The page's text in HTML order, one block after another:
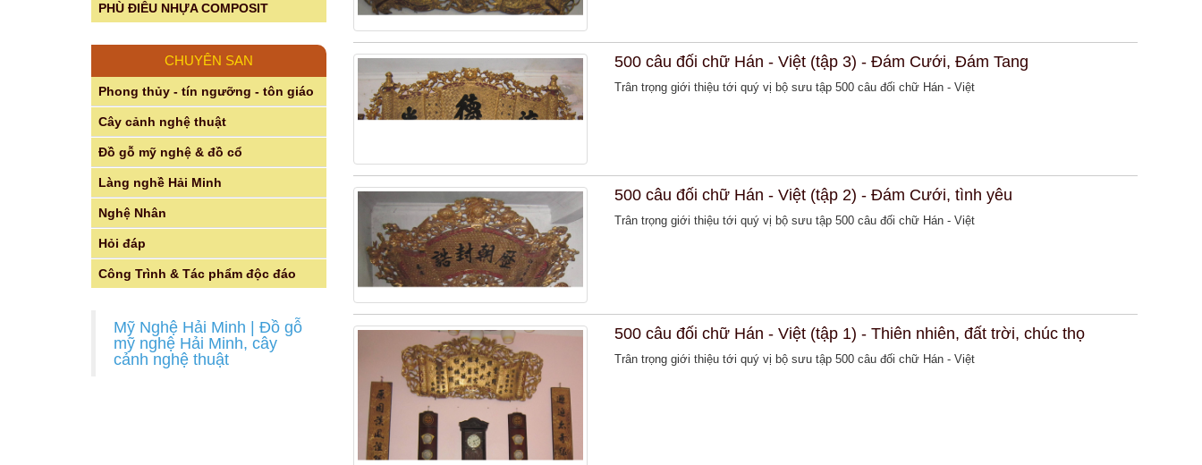
PHÙ ĐIÊU NHỰA COMPOSIT
CHUYÊN SAN
Phong thủy - tín ngưỡng - tôn giáo
Cây cảnh nghệ thuật
Đồ gỗ mỹ nghệ & đồ cổ
Làng nghề Hải Minh
Nghệ Nhân
Hỏi đáp
Công Trình & Tác phẩm độc đáo
Mỹ Nghệ Hải Minh | Đồ gỗ
mỹ nghệ Hải Minh, cây
cảnh nghệ thuật
500 câu đối chữ Hán - Việt (tập 3) - Đám Cưới, Đám Tang
Trân trọng giới thiệu tới quý vị bộ sưu tập 500 câu đối chữ Hán - Việt
500 câu đối chữ Hán - Việt (tập 2) - Đám Cưới, tình yêu
Trân trọng giới thiệu tới quý vị bộ sưu tập 500 câu đối chữ Hán - Việt
500 câu đối chữ Hán - Việt (tập 1) - Thiên nhiên, đất trời, chúc thọ
Trân trọng giới thiệu tới quý vị bộ sưu tập 500 câu đối chữ Hán - Việt